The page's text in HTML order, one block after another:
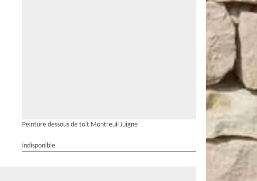
Peinture dessous de toit Montreuil Juigne
indisponible